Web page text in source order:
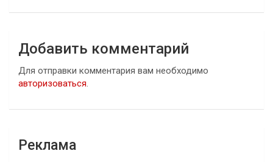
Добавить комментарий
Для отправки комментария вам необходимо
авторизоваться.
Реклама